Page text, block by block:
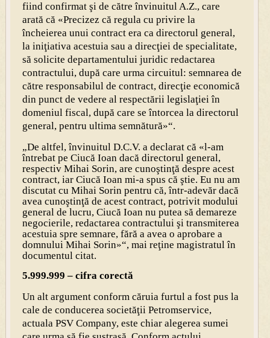
fiind confirmat şi de către învinuitul A.Z., care
arată că «Precizez că regula cu privire la
încheierea unui contract era ca directorul general,
la iniţiativa acestuia sau a direcţiei de specialitate,
să solicite departamentului juridic redactarea
contractului, după care urma circuitul: semnarea de
către responsabilul de contract, direcţie economică
din punct de vedere al respectării legislaţiei în
domeniul fiscal, după care se întorcea la directorul
general, pentru ultima semnătură»“.
„De altfel, învinuitul D.C.V. a declarat că «l-am
întrebat pe Ciucă Ioan dacă directorul general,
respectiv Mihai Sorin, are cunoştinţă despre acest
contract, iar Ciucă Ioan mi-a spus că ştie. Eu nu am
discutat cu Mihai Sorin pentru că, într-adevăr dacă
avea cunoştinţă de acest contract, potrivit modului
general de lucru, Ciucă Ioan nu putea să demareze
negocierile, redactarea contractului şi transmiterea
acestuia spre semnare, fără a avea o aprobare a
domnului Mihai Sorin»“, mai reţine magistratul în
documentul citat.
5.999.999 – cifra corectă
Un alt argument conform căruia furtul a fost pus la
cale de conducerea societăţii Petromservice,
actuala PSV Company, este chiar alegerea sumei